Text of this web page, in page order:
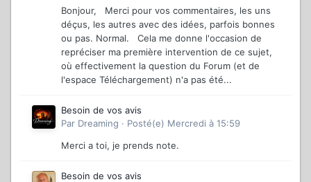
Bonjour, Merci pour vos commentaires, les uns
déçus, les autres avec des idées, parfois bonnes
ou pas. Normal. Cela me donne l'occasion de
repréciser ma première intervention de ce sujet,
où effectivement la question du Forum (et de
l'espace Téléchargement) n'a pas été...
Besoin de vos avis
Par Dreaming · Posté(e) Mercredi à 15:59
Merci a toi, je prends note.
Besoin de vos avis